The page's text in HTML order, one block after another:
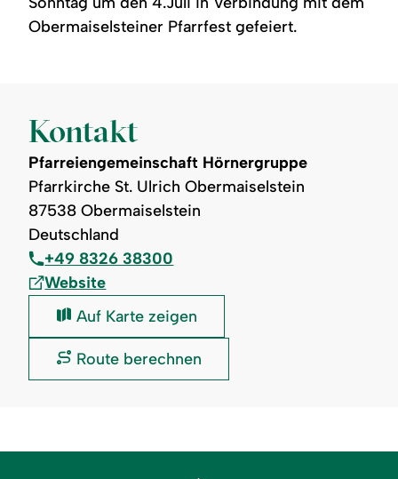
Obermaiselsteiner Pfarrfest gefeiert.
Kontakt
Pfarreiengemeinschaft Hörnergruppe
Pfarrkirche St. Ulrich Obermaiselstein
87538 Obermaiselstein
Deutschland
+49 8326 38300
Website
Pfarreiengemeinschaft
Hörnergruppe:
Auf Karte zeigen
Pfarreiengemeinschaft
Route berechnen